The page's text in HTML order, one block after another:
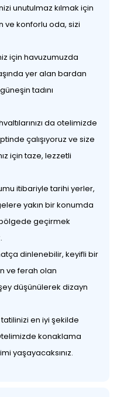
unutulmaz kılmak için
ve konforlu oda, sizi
için havuzumuzda
yer alan bardan
tadını
da otelimizde
çalışıyoruz ve size
için taze, lezzetli
itibariyle tarihi yerler,
yakın bir konumda
geçirmek
dinlenebilir, keyifli bir
ve ferah olan
düşünülerek dizayn
en iyi şekilde
konaklama
yaşayacaksınız.